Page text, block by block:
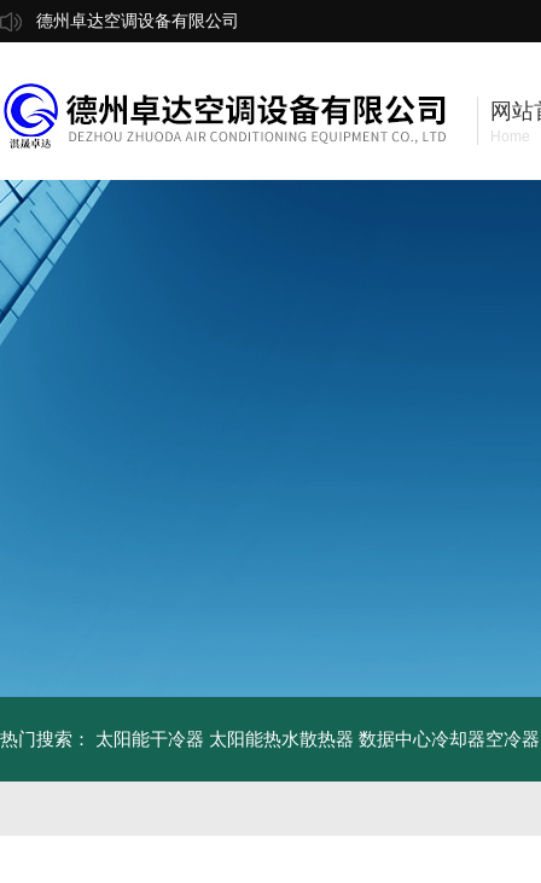
德州卓达空调设备有限公司
网站
Home
热门搜索： 太阳能干冷器 太阳能热水散热器 数据中心冷却器空冷器